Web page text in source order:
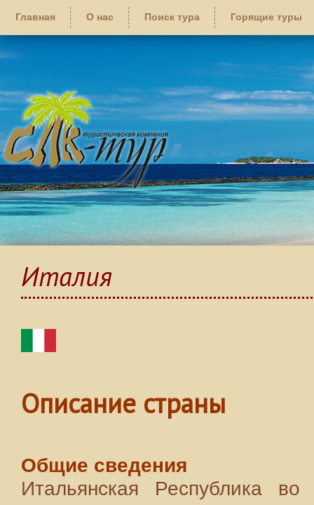
Главная О нас Поиск тура Горящие туры
Италия
Описание страны
Общие сведения
Итальянская Республика